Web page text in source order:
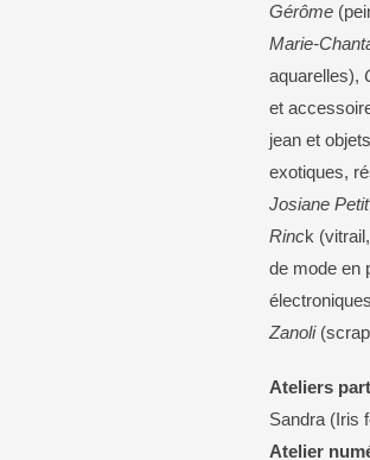
Gérôme
Marie-
aquarelles),
et
jean et
exotiques,
Josiane Petit
Rinck
de mode en
Zanoli
Ateliers
Sandra (Iris
Atelier